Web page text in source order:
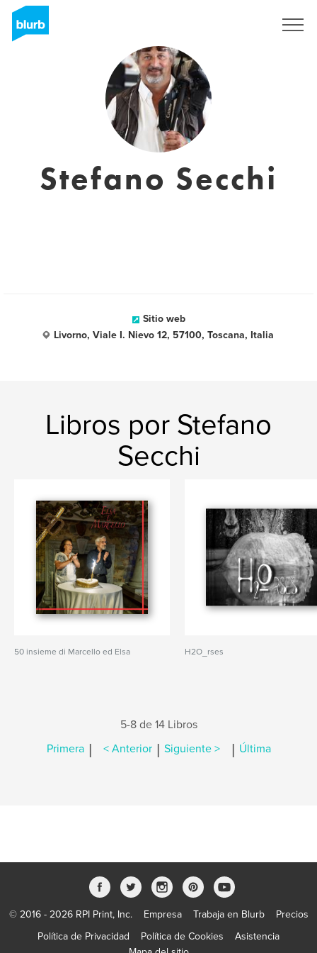
Stefano Secchi
Sitio web
Livorno, Viale I. Nievo 12, 57100, Toscana, Italia
Libros por Stefano
Secchi
50 insieme di Marcello ed Elsa H2O_rses
5-8 de 14 Libros
Primera | < Anterior | Siguiente > | Última
© 2016 - 2026 RPI Print, Inc. Empresa Trabaja en Blurb
Precios
Política de Privacidad
Política de Cookies
Asistencia